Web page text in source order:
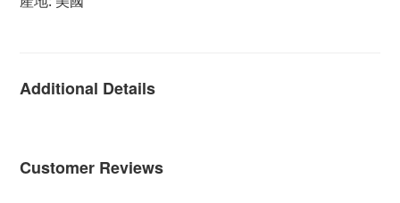
Additional Details
Customer Reviews